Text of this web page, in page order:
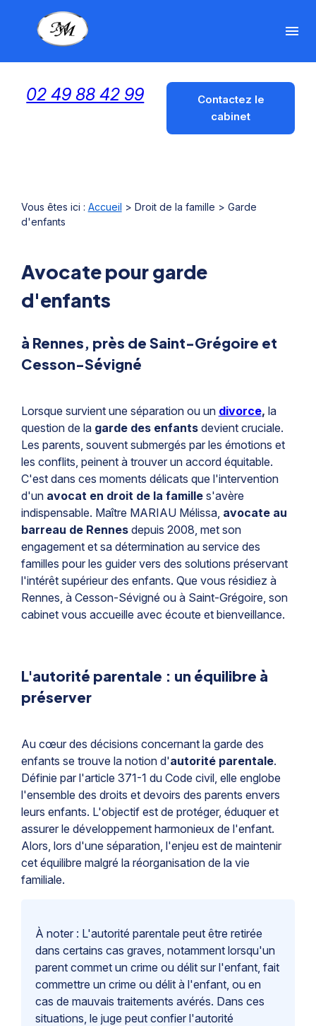
menu
02 49 88 42 99
Contactez le
cabinet
Vous êtes ici : Accueil > Droit de la famille > Garde
d'enfants
Avocate pour garde
d'enfants
à Rennes, près de Saint-Grégoire et
Cesson-Sévigné
Lorsque survient une séparation ou un divorce, la
question de la garde des enfantsdevient cruciale.
Les parents, souvent submergés par les émotions et
les conflits, peinent à trouver un accord équitable.
C'est dans ces moments délicats que l'intervention
d'un avocat en droit de la famille s'avère
indispensable. Maître MARIAU Mélissa, avocate au
barreau de Rennesdepuis 2008, met son
engagement et sa détermination au service des
familles pour les guider vers des solutions préservant
l'intérêt supérieur des enfants. Que vous résidiez à
Rennes, à Cesson-Sévigné ou à Saint-Grégoire, son
cabinet vous accueille avec écoute et bienveillance.
L'autorité parentale : un équilibre à
préserver
Au cœur des décisions concernant la garde des
enfants se trouve la notion d'autorité parentale.
Définie par l'article 371-1 du Code civil, elle englobe
l'ensemble des droits et devoirs des parents envers
leurs enfants. L'objectif est de protéger, éduquer et
assurer le développement harmonieux de l'enfant.
Alors, lors d'une séparation, l'enjeu est de maintenir
cet équilibre malgré la réorganisation de la vie
familiale.
À noter : L'autorité parentale peut être retirée
dans certains cas graves, notamment lorsqu'un
parent commet un crime ou délit sur l'enfant, fait
commettre un crime ou délit à l'enfant, ou en
cas de mauvais traitements avérés. Dans ces
situations, le juge peut confier l'autorité
Panneau de gestion des cookies